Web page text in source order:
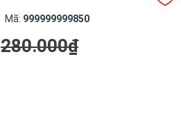
Mã: 999999999850
280.000₫